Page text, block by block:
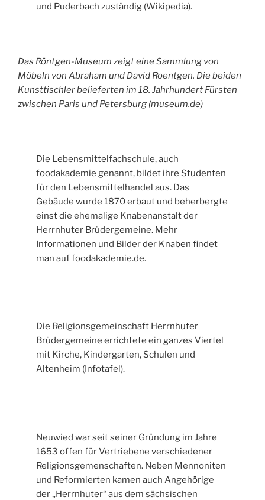
und Puderbach zuständig (Wikipedia).
Das Röntgen-Museum zeigt eine Sammlung von
Möbeln von Abraham und David Roentgen. Die beiden
Kunsttischler belieferten im 18. Jahrhundert Fürsten
zwischen Paris und Petersburg (museum.de)
Die Lebensmittelfachschule, auch
foodakademie genannt, bildet ihre Studenten
für den Lebensmittelhandel aus. Das
Gebäude wurde 1870 erbaut und beherbergte
einst die ehemalige Knabenanstalt der
Herrnhuter Brüdergemeine. Mehr
Informationen und Bilder der Knaben findet
man auf foodakademie.de.
Die Religionsgemeinschaft Herrnhuter
Brüdergemeine errichtete ein ganzes Viertel
mit Kirche, Kindergarten, Schulen und
Altenheim (Infotafel).
Neuwied war seit seiner Gründung im Jahre
1653 offen für Vertriebene verschiedener
Religionsgemenschaften. Neben Mennoniten
und Reformierten kamen auch Angehörige
der „Herrnhuter“ aus dem sächsischen